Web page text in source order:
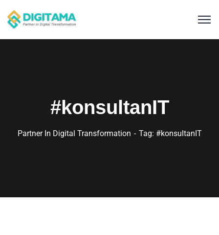
#konsultanIT
Partner In Digital Transformation Tag: #konsultanIT